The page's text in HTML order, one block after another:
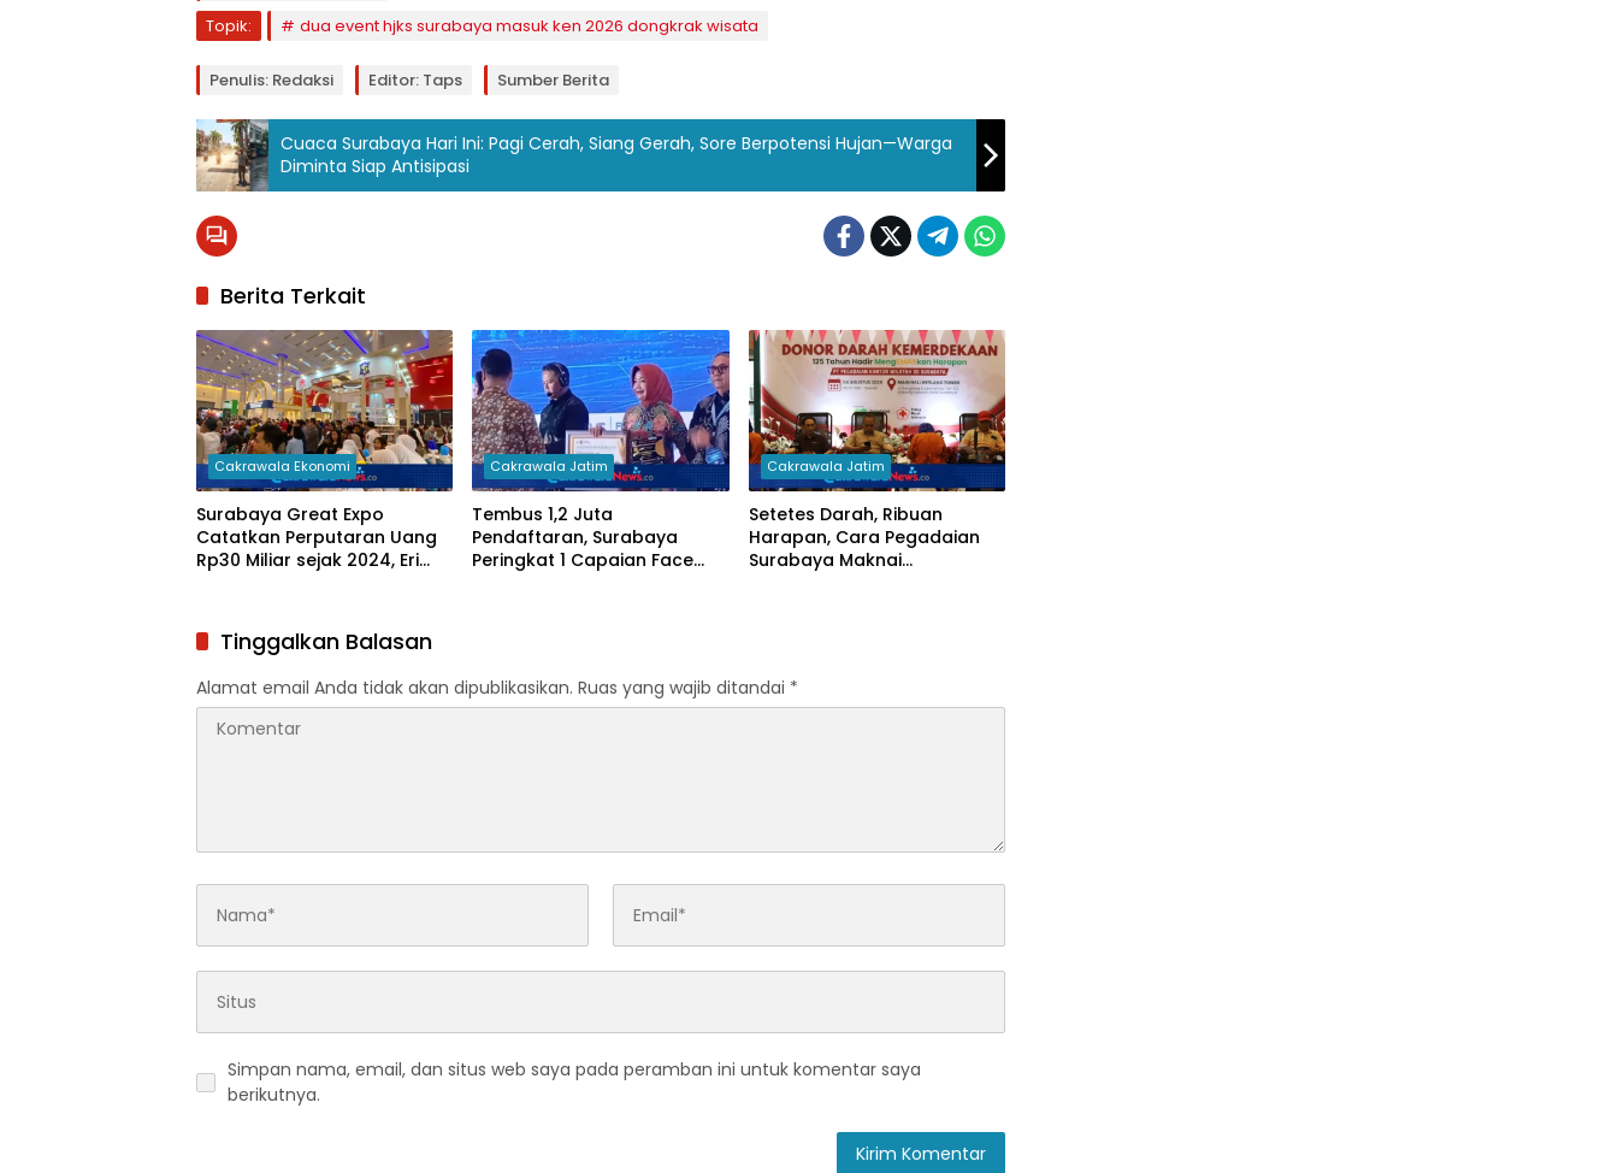
Topik:
dua event hjks surabaya masuk ken 2026 dongkrak wisata
Penulis: Redaksi Editor: Taps Sumber Berita
Cuaca Surabaya Hari Ini: Pagi Cerah, Siang Gerah, Sore Berpotensi Hujan—Warga
Diminta Siap Antisipasi
Berita Terkait
Cakrawala Ekonomi
Surabaya Great Expo
Catatkan Perputaran Uang
Rp30 Miliar sejak 2024, Eri
Cakrawala Jatim
Tembus 1,2 Juta
Pendaftaran, Surabaya
Peringkat 1 Capaian Face
Cakrawala Jatim
Setetes Darah, Ribuan
Harapan, Cara Pegadaian
Surabaya Maknai
Tinggalkan Balasan
Alamat email Anda tidak akan dipublikasikan. Ruas yang wajib ditandai *
Simpan nama, email, dan situs web saya pada peramban ini untuk komentar saya
berikutnya.